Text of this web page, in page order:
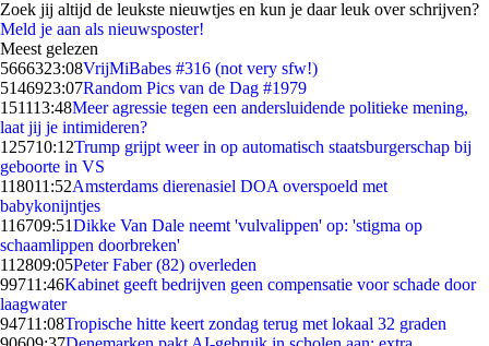
Zoek jij altijd de leukste nieuwtjes en kun je daar leuk over schrijven?
Meld je aan als nieuwsposter!
Meest gelezen
5666323:08VrijMiBabes #316 (not very sfw!)
5146923:07Random Pics van de Dag #1979
151113:48Meer agressie tegen een andersluidende politieke mening,
laat jij je intimideren?
125710:12Trump grijpt weer in op automatisch staatsburgerschap bij
geboorte in VS
118011:52Amsterdams dierenasiel DOA overspoeld met
babykonijntjes
116709:51Dikke Van Dale neemt 'vulvalippen' op: 'stigma op
schaamlippen doorbreken'
112809:05Peter Faber (82) overleden
99711:46Kabinet geeft bedrijven geen compensatie voor schade door
laagwater
94711:08Tropische hitte keert zondag terug met lokaal 32 graden